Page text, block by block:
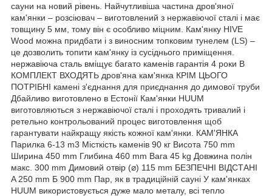
сауни на новий рівень. Найчутливіша частина дров'яної
кам'янки – розсіювач – виготовлений з нержавіючої сталі і має
товщину 5 мм, тому він є особливо міцним. Кам'янку HIVE
Wood можна придбати і з виносним топковим тунелем (LS) –
це дозволить топити кам'янку із сусіднього приміщення.
нержавіюча сталь вміщує багато каменів гарантія 4 роки В
КОМПЛЕКТ ВХОДЯТЬ дров'яна кам'янка КРІМ ЦЬОГО
ПОТРІБНІ камені з'єднання для приєднання до димової труби
Дбайливо виготовлено в Естонії Кам'янки HUUM
виготовляються з нержавіючої сталі і проходять тривалий і
ретельно контрольований процес виготовлення щоб
гарантувати найкращу якість кожної кам'янки. КАМ'ЯНКА
Парилка 6-13 m3 Місткість каменів 90 кг Висота 750 mm
Ширина 450 mm Глибина 460 mm Вага 45 kg Довжина полін
макс. 300 mm Димовий отвір (⌀) 115 mm БЕЗПЕЧНІ ВІДСТАНІ
A 250 mm Б 900 mm Пар, як в традиційній сауні У кам'янках
HUUM використовується дуже мало металу, всі тепло